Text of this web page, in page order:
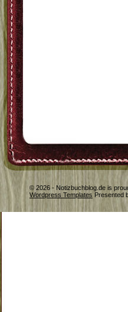
© 2026 - Notizbuchblog.de is
Wordpress Templates Presented